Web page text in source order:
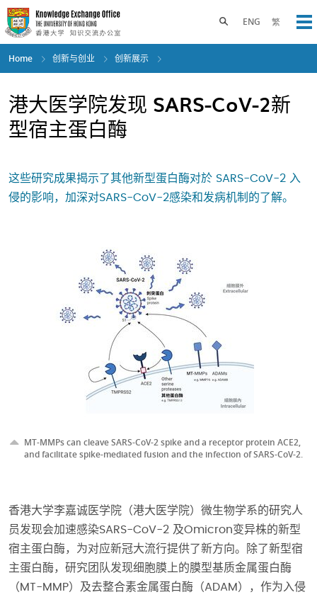
Skip
to
main
content
ENG 繁
Toggle search panel
Home 创新与创业 创新展示
港大医学院发现 SARS-CoV-2新
型宿主蛋白酶
这些研究成果揭示了其他新型蛋白酶对於 SARS-CoV-2 入
侵的影响，加深对SARS-CoV-2感染和发病机制的了解。
MT-MMPs can cleave SARS-CoV-2 spike and a receptor protein ACE2,
and facilitate spike-mediated fusion and the infection of SARS-CoV-2.
香港大学李嘉诚医学院（港大医学院）微生物学系的研究人
员发现会加速感染SARS-CoV-2 及Omicron变异株的新型
宿主蛋白酶，为对应新冠大流行提供了新方向。除了新型宿
主蛋白酶，研究团队发现细胞膜上的膜型基质金属蛋白酶
（MT-MMP）及去整合素金属蛋白酶（ADAM），作为入侵